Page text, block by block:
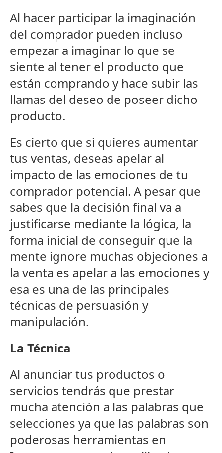
Al hacer participar la imaginación
del comprador pueden incluso
empezar a imaginar lo que se
siente al tener el producto que
están comprando y hace subir las
llamas del deseo de poseer dicho
producto.
Es cierto que si quieres aumentar
tus ventas, deseas apelar al
impacto de las emociones de tu
comprador potencial. A pesar que
sabes que la decisión final va a
justificarse mediante la lógica, la
forma inicial de conseguir que la
mente ignore muchas objeciones a
la venta es apelar a las emociones y
esa es una de las principales
técnicas de persuasión y
manipulación.
La Técnica
Al anunciar tus productos o
servicios tendrás que prestar
mucha atención a las palabras que
selecciones ya que las palabras son
poderosas herramientas en